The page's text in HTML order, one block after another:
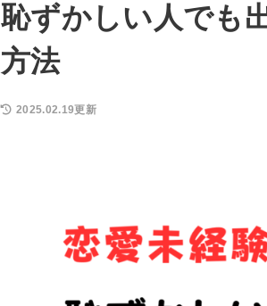
恥ずかしい人でも
方法
2025.02.19更新